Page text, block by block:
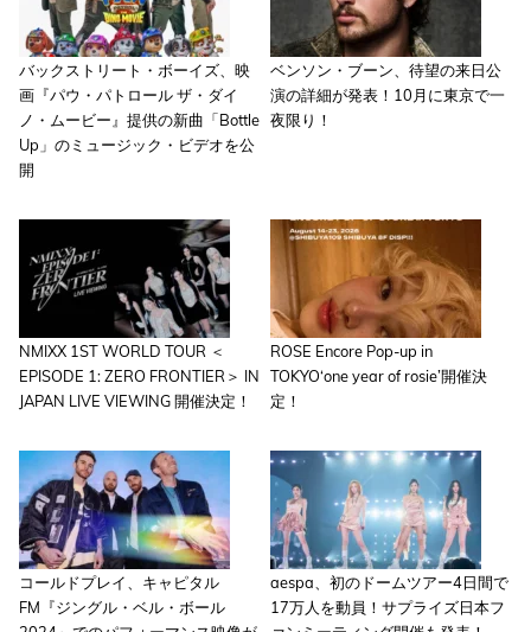
バックストリート・ボーイズ、映
画『パウ・パトロール ザ・ダイ
ノ・ムービー』提供の新曲「Bottle
Up」のミュージック・ビデオを公
開
ベンソン・ブーン、待望の来日公
演の詳細が発表！10月に東京で一
夜限り！
NMIXX 1ST WORLD TOUR ＜
EPISODE 1: ZERO FRONTIER＞ IN
JAPAN LIVE VIEWING 開催決定！
ROSE Encore Pop-up in
TOKYO‘one year of rosie’開催決
定！
コールドプレイ、キャピタル
FM『ジングル・ベル・ボール
aespa、初のドームツアー4日間で
17万人を動員！サプライズ日本フ